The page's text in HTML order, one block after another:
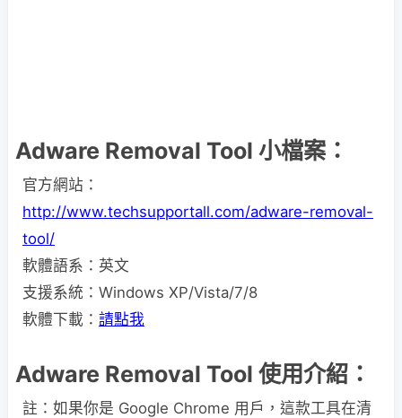
Adware Removal Tool 小檔案：
官方網站：
http://www.techsupportall.com/adware-removal-
tool/
軟體語系：英文
支援系統：Windows XP/Vista/7/8
軟體下載： 請點我
Adware Removal Tool 使用介紹：
註：如果你是 Google Chrome 用戶，這款工具在清